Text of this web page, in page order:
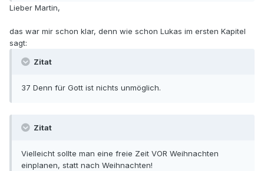
Lieber Martin,
das war mir schon klar, denn wie schon Lukas im ersten Kapitel
sagt:
Zitat
37 Denn für Gott ist nichts unmöglich.
Zitat
Vielleicht sollte man eine freie Zeit VOR Weihnachten
einplanen, statt nach Weihnachten!